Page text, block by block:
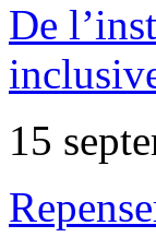
De
15